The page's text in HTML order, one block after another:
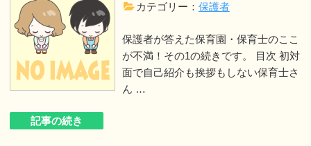
カテゴリー： 保護者
保護者が答えた保育園・保育士のここ
が不満！その1の続きです。 目次 初対
面で自己紹介も挨拶もしない保育士さ
ん …
記事の続き